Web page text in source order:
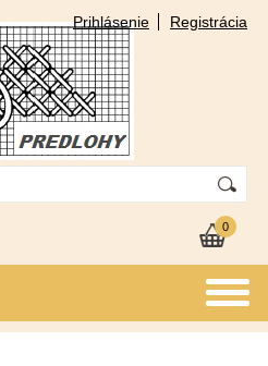
Prihlásenie Registrácia
0